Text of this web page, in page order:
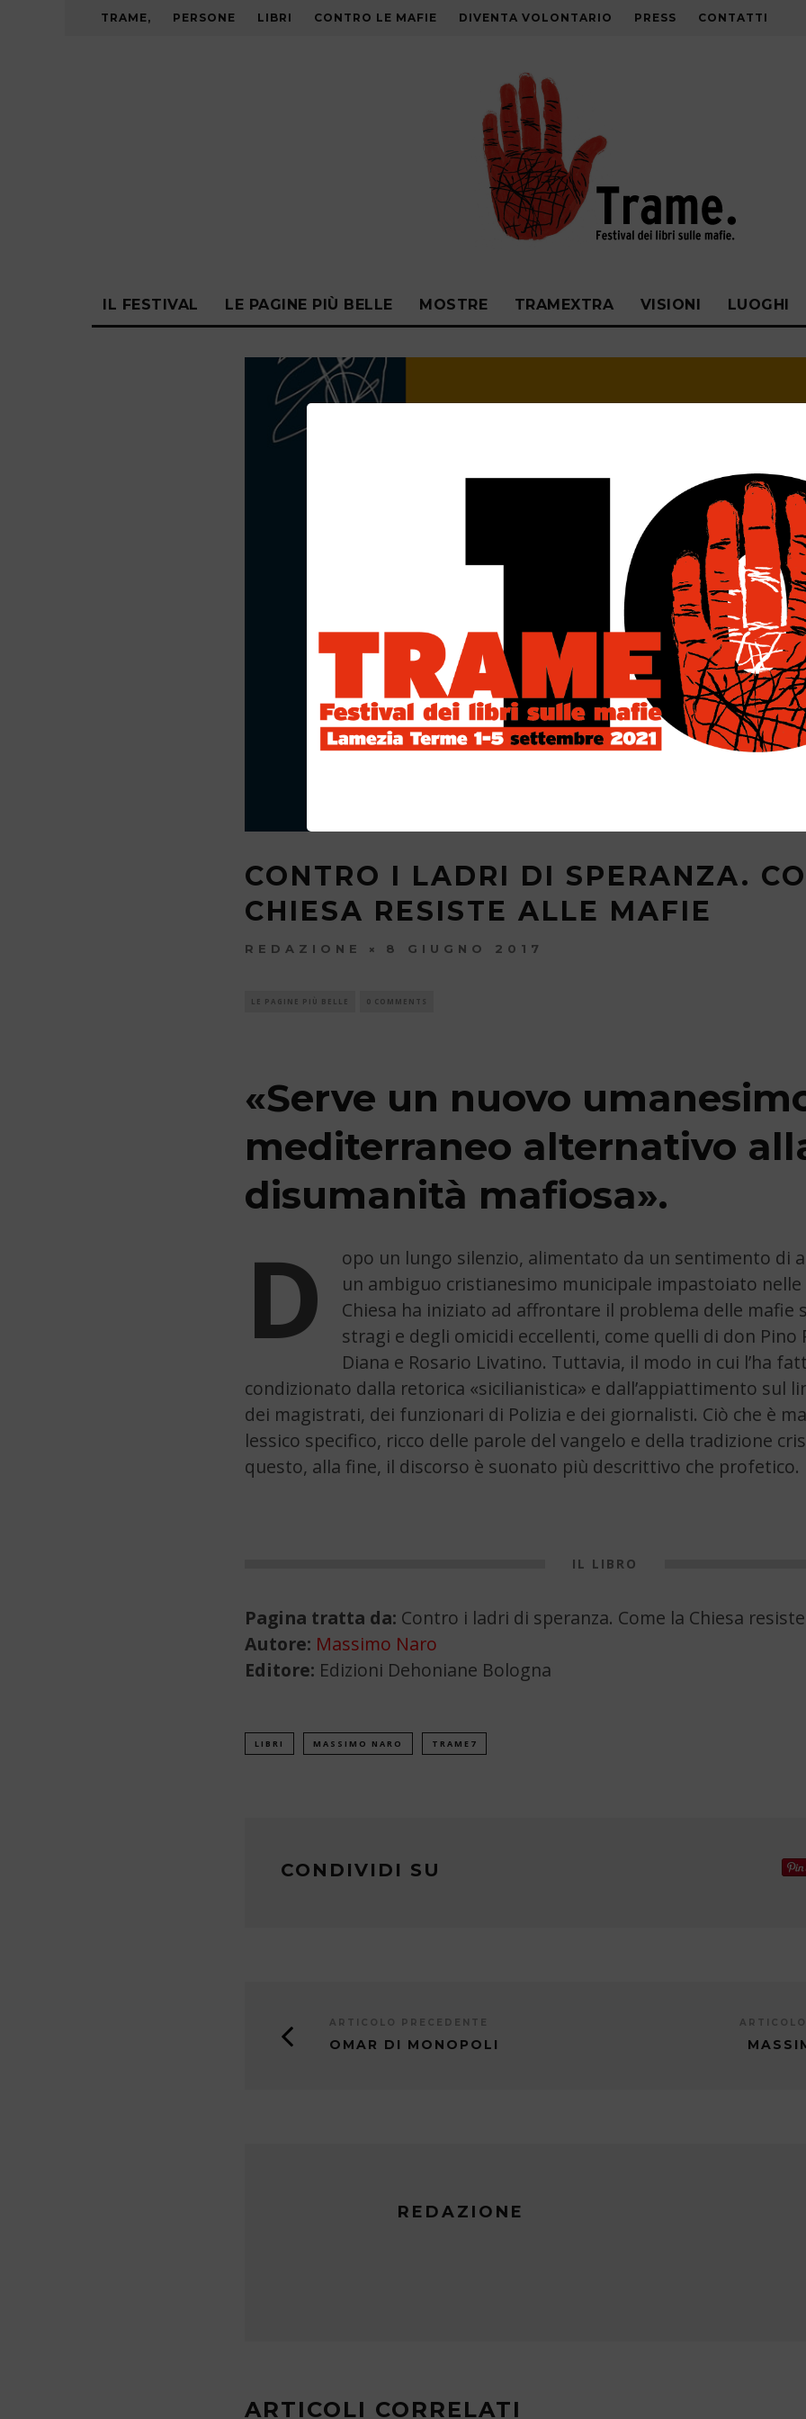
TRAME, PERSONE LIBRI CONTRO LE MAFIE DIVENTA VOLONTARIO PRESS CONTATTI
IL FESTIVAL LE PAGINE PIÙ BELLE MOSTRE TRAMEXTRA VISIONI LUOGHI
CONTRO I LADRI DI SPERANZA.
CHIESA RESISTE ALLE MAFIE
REDAZIONE 8 GIUGNO 2017
LE PAGINE PIÙ BELLE 0 COMMENTS
«Serve un nuovo
mediterraneo alternativo
disumanità mafiosa».
D
opo un lungo silenzio, alimentato da un sentimento di
un ambiguo cristianesimo municipale impastoiato
Chiesa ha iniziato ad affrontare il problema delle mafie
stragi e degli omicidi eccellenti, come quelli di don Pino
Diana e Rosario Livatino. Tuttavia, il modo in cui l’ha
condizionato dalla retorica «sicilianistica» e dall’appiattimento sul
dei magistrati, dei funzionari di Polizia e dei giornalisti. Ciò che è
lessico specifico, ricco delle parole del vangelo e della tradizione
questo, alla fine, il discorso è suonato più descrittivo che profetico.
IL LIBRO
Pagina tratta da: Contro i ladri di speranza. Come la Chiesa
Autore: Massimo Naro
Editore: Edizioni Dehoniane Bologna
LIBRI MASSIMO NARO TRAME7
CONDIVIDI SU
ARTICOLO PRECEDENTE
OMAR DI MONOPOLI
REDAZIONE
ARTICOLI CORRELATI